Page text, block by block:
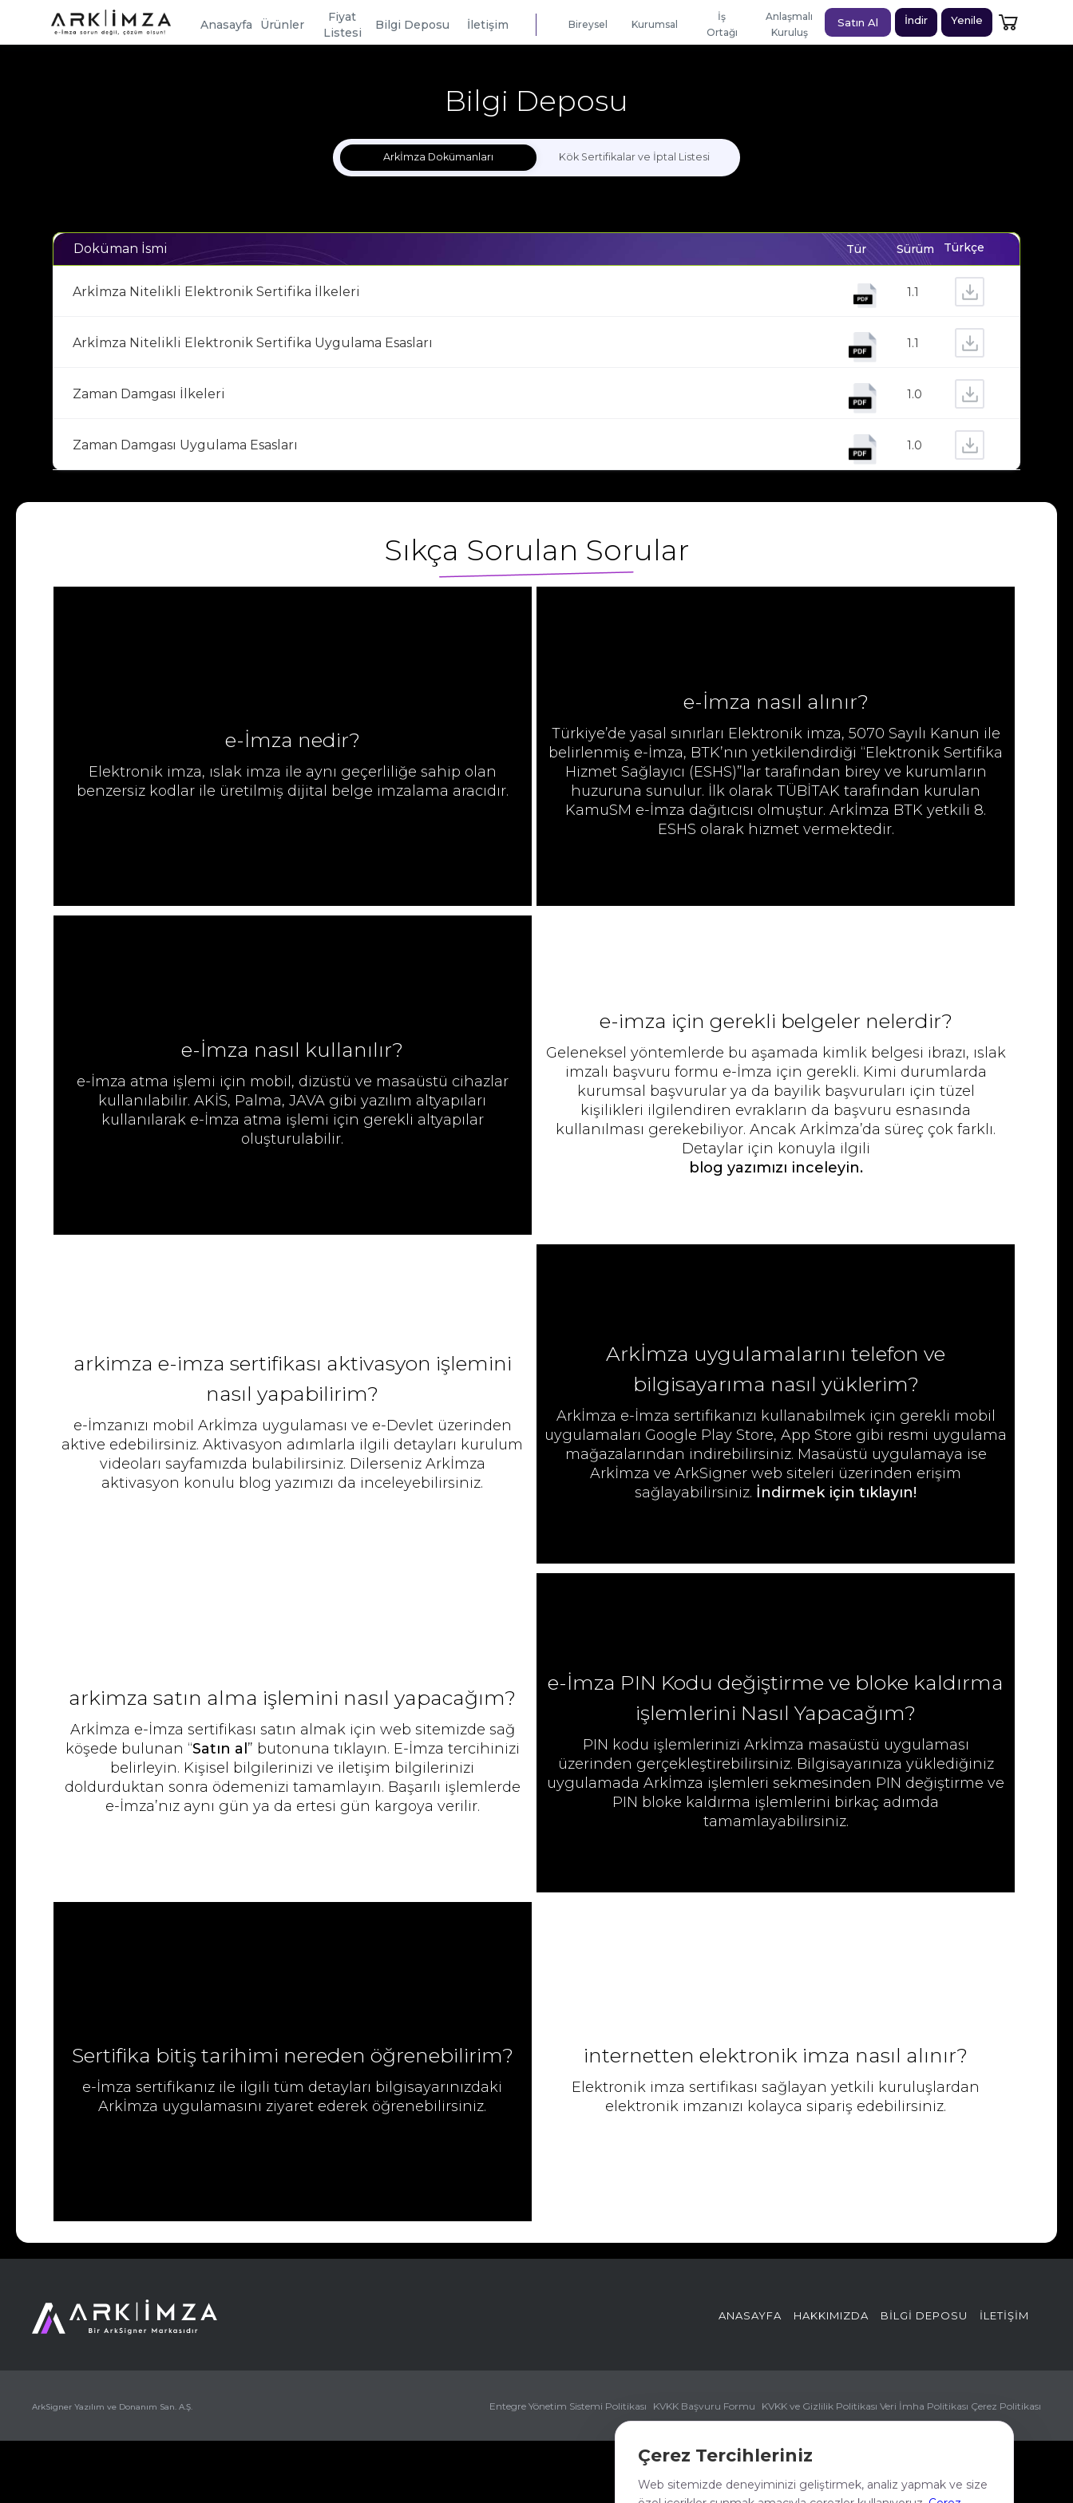
Anasayfa Ürünler
Fiyat
Listesi
Bilgi Deposu İletişim Bireysel Kurumsal
İş
Ortağı
Anlaşmalı
Kuruluş
Satın Al İndir Yenile
Bilgi Deposu
Arkİmza Dokümanları Kök Sertifikalar ve İptal Listesi
Doküman İsmi Tür Sürüm Türkçe
Arkİmza Nitelikli Elektronik Sertifika İlkeleri 1.1
Arkİmza Nitelikli Elektronik Sertifika Uygulama Esasları 1.1
Zaman Damgası İlkeleri 1.0
Zaman Damgası Uygulama Esasları 1.0
Sıkça Sorulan Sorular
e-İmza nedir?
Elektronik imza, ıslak imza ile aynı geçerliliğe sahip olan
benzersiz kodlar ile üretilmiş dijital belge imzalama aracıdır.
e-İmza nasıl alınır?
Türkiye’de yasal sınırları Elektronik imza, 5070 Sayılı Kanun ile
belirlenmiş e-İmza, BTK’nın yetkilendirdiği “Elektronik Sertifika
Hizmet Sağlayıcı (ESHS)”lar tarafından birey ve kurumların
huzuruna sunulur. İlk olarak TÜBİTAK tarafından kurulan
KamuSM e-İmza dağıtıcısı olmuştur. Arkİmza BTK yetkili 8.
ESHS olarak hizmet vermektedir.
e-İmza nasıl kullanılır?
e-İmza atma işlemi için mobil, dizüstü ve masaüstü cihazlar
kullanılabilir. AKİS, Palma, JAVA gibi yazılım altyapıları
kullanılarak e-İmza atma işlemi için gerekli altyapılar
oluşturulabilir.
e-i̇mza için gerekli belgeler nelerdir?
Geleneksel yöntemlerde bu aşamada kimlik belgesi ibrazı, ıslak
imzalı başvuru formu e-İmza için gerekli. Kimi durumlarda
kurumsal başvurular ya da bayilik başvuruları için tüzel
kişilikleri ilgilendiren evrakların da başvuru esnasında
kullanılması gerekebiliyor. Ancak Arkİmza’da süreç çok farklı.
Detaylar için konuyla ilgili
blog yazımızı inceleyin.
arki̇mza e-i̇mza sertifikası aktivasyon işlemini
nasıl yapabilirim?
e-İmzanızı mobil Arkİmza uygulaması ve e-Devlet üzerinden
aktive edebilirsiniz. Aktivasyon adımlarla ilgili detayları kurulum
videoları sayfamızda bulabilirsiniz. Dilerseniz Arkİmza
aktivasyon konulu blog yazımızı da inceleyebilirsiniz.
Arkİmza uygulamalarını telefon ve
bilgisayarıma nasıl yüklerim?
Arkİmza e-İmza sertifikanızı kullanabilmek için gerekli mobil
uygulamaları Google Play Store, App Store gibi resmi uygulama
mağazalarından indirebilirsiniz. Masaüstü uygulamaya ise
Arkİmza ve ArkSigner web siteleri üzerinden erişim
sağlayabilirsiniz. İndirmek için tıklayın!
arki̇mza satın alma işlemini nasıl yapacağım?
Arkİmza e-İmza sertifikası satın almak için web sitemizde sağ
köşede bulunan “Satın al ” butonuna tıklayın. E-İmza tercihinizi
belirleyin. Kişisel bilgilerinizi ve iletişim bilgilerinizi
doldurduktan sonra ödemenizi tamamlayın. Başarılı işlemlerde
e-İmza’nız aynı gün ya da ertesi gün kargoya verilir.
e-İmza PIN Kodu değiştirme ve bloke kaldırma
işlemlerini Nasıl Yapacağım?
PIN kodu işlemlerinizi Arkİmza masaüstü uygulaması
üzerinden gerçekleştirebilirsiniz. Bilgisayarınıza yüklediğiniz
uygulamada Arkİmza işlemleri sekmesinden PIN değiştirme ve
PIN bloke kaldırma işlemlerini birkaç adımda
tamamlayabilirsiniz.
Sertifika bitiş tarihimi nereden öğrenebilirim?
e-İmza sertifikanız ile ilgili tüm detayları bilgisayarınızdaki
Arkİmza uygulamasını ziyaret ederek öğrenebilirsiniz.
i̇nternetten elektronik imza nasıl alınır?
Elektronik imza sertifikası sağlayan yetkili kuruluşlardan
elektronik imzanızı kolayca sipariş edebilirsiniz.
ANASAYFA HAKKIMIZDA BİLGİ DEPOSU İLETİŞİM
ArkSigner Yazılım ve Donanım San. A.Ş. Entegre Yönetim Sistemi Politikası KVKK Başvuru Formu KVKK ve Gizlilik Politikası Veri İmha Politikası Çerez Politikası
Çerez Tercihleriniz
Web sitemizde deneyiminizi geliştirmek, analiz yapmak ve size